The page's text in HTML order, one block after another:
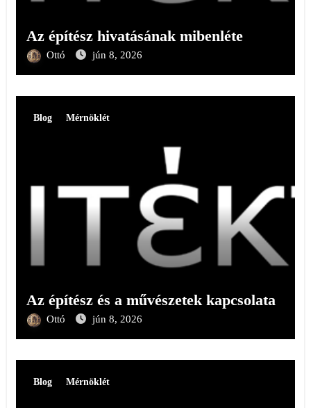
Az építész hivatásának mibenléte
Ottó jún 8, 2026
Blog Mérnöklét
Az építész és a művészetek kapcsolata
Ottó jún 8, 2026
Blog Mérnöklét